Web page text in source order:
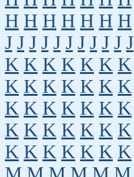
H H H H H H H
J J J J J J J J J J J
K K K K K K K
K K K K K K K
K K K K K K K
K K K K K K K
K K K K K K K